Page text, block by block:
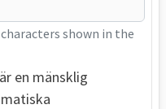
shown in the
en mänsklig